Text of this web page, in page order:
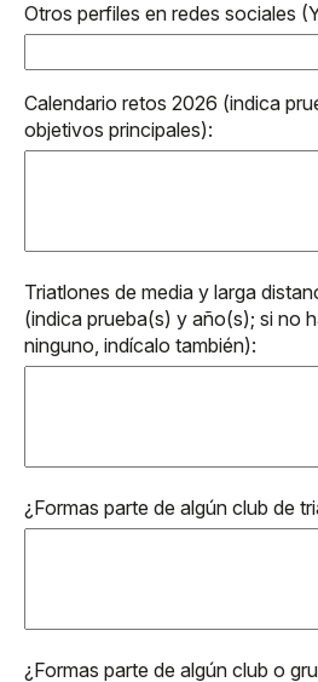
Otros perfiles en redes sociales
Calendario retos 2026 (indica
objetivos principales):
Triatlones de media y larga
(indica prueba(s) y año(s); si no
ninguno, indícalo también):
¿Formas parte de algún club de
¿Formas parte de algún club o